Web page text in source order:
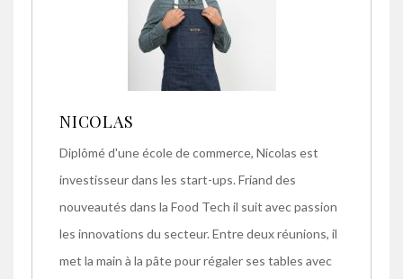
NICOLAS
Diplômé d'une école de commerce, Nicolas est
investisseur dans les start-ups. Friand des
nouveautés dans la Food Tech il suit avec passion
les innovations du secteur. Entre deux réunions, il
met la main à la pâte pour régaler ses tables avec